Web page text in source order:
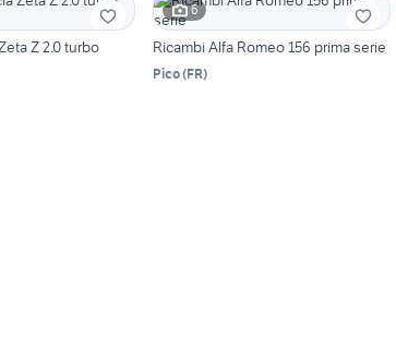
Z 2.0 turbo
6
Ricambi Alfa Romeo 156 prima serie
Pico(FR)